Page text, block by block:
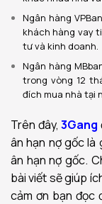
Ngân hàng
khách hàng vay
tư và kinh doanh.
Ngân hàng
trong vòng 12
đích mua nhà tại
Trên đây, 3Gang
ân hạn nợ gốc là
ân hạn nợ gốc.
bài viết sẽ giúp
cảm ơn bạn đọc